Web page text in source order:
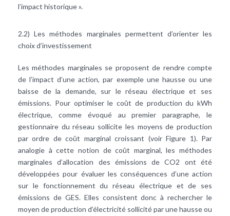
l’impact historique ».
2.2) Les méthodes marginales permettent d’orienter les
choix d’investissement
Les méthodes marginales se proposent de rendre compte
de l’impact d’une action, par exemple une hausse ou une
baisse de la demande, sur le réseau électrique et ses
émissions. Pour optimiser le coût de production du kWh
électrique, comme évoqué au premier paragraphe, le
gestionnaire du réseau sollicite les moyens de production
par ordre de coût marginal croissant (voir Figure 1). Par
analogie à cette notion de coût marginal, les méthodes
marginales d’allocation des émissions de CO2 ont été
développées pour évaluer les conséquences d’une action
sur le fonctionnement du réseau électrique et de ses
émissions de GES. Elles consistent donc à rechercher le
moyen de production d’électricité sollicité par une hausse ou